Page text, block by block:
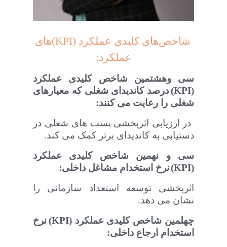
شاخص‌های کلیدی عملکرد (KPI)های
عملکرد:
سی وهشتمین شاخص‌ کلیدی عملکرد
(
KPI
) درصد کاندیدای شغلی که معیارهای
شغلی را رعایت می کنند:
در ارزیابی اثربخشی پست های شغلی در
دستیابی به کاندیدای برتر کمک می کند.
سی و نهمین شاخص‌ کلیدی عملکرد
(
KPI
)نرخ استخدام مشاغل داخلی:
اثربخشی توسعه استعداد سازمانی را
نشان می دهد.
چهلمین شاخص‌ کلیدی عملکرد (KPI
) نرخ
استخدام ارجاع داخلی: